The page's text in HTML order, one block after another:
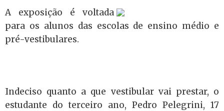
A exposição é voltada
para os alunos das escolas de ensino médio e
pré-vestibulares.
Indeciso quanto a que vestibular vai prestar, o
estudante do terceiro ano, Pedro Pelegrini, 17